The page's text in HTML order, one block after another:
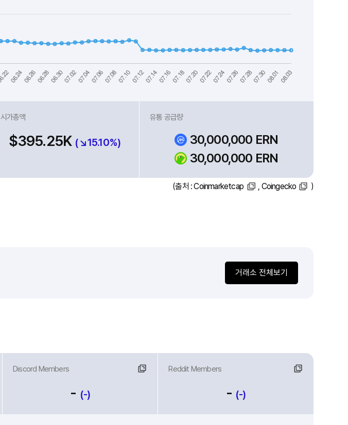
시가총액
$395.25K (↘15.10%)
유통 공급량
30,000,000 ERN
30,000,000 ERN
(출처 :Coinmarketcap Coingecko )
거래소 전체보기
Discord Members
- (-)
Reddit Members
링크
- (-)